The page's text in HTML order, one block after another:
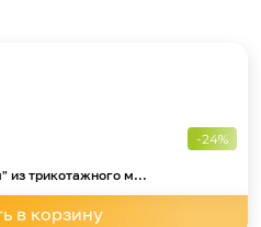
-24%
трикотажного м...
в корзину